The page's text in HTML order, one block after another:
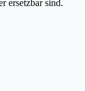
ersetzbar sind.